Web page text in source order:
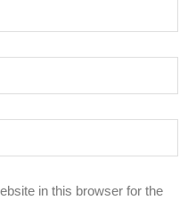
in this browser for the